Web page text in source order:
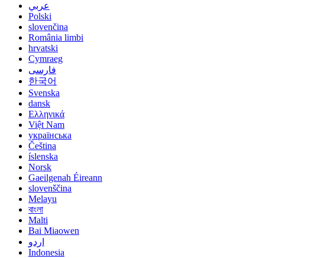
عربي
Polski
slovenčina
România limbi
hrvatski
Cymraeg
فارسی
한국어
Svenska
dansk
Ελληνικά
Việt Nam
українська
Čeština
íslenska
Norsk
Gaeilgenah Éireann
slovenščina
Melayu
বাংলা
Malti
Bai Miaowen
اردو
Indonesia